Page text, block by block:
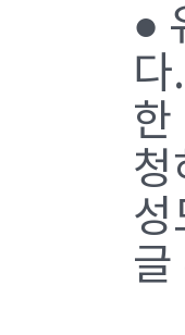
●
다.
한
청
글